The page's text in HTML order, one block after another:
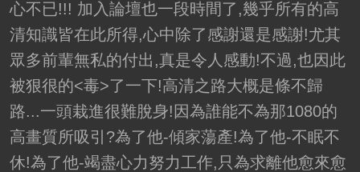
心不已!!! 加入論壇也一段時間了,幾乎所有的高
清知識皆在此所得,心中除了感謝還是感謝!尤其
眾多前輩無私的付出,真是令人感動!不過,也因此
被狠很的<毒>了一下!高清之路大概是條不歸
路...一頭栽進很難脫身!因為誰能不為那1080的
高畫質所吸引?為了他-傾家蕩產!為了他-不眠不
休!為了他-竭盡心力努力工作,只為求離他愈來愈